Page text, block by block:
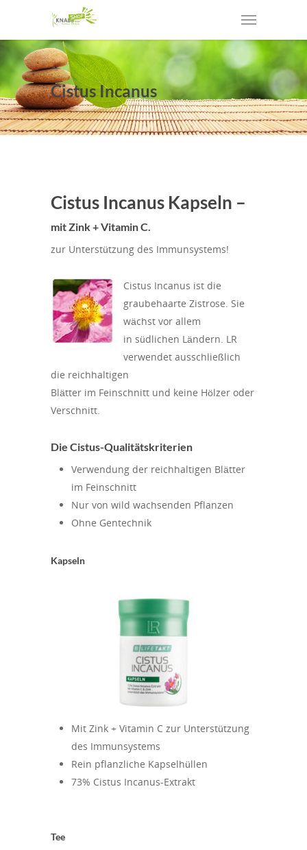
Cistus Incanus
Cistus Incanus Kapseln –
mit Zink + Vitamin C.
zur Unterstützung des Immunsystems!
Cistus Incanus ist die
graubehaarte Zistrose. Sie
wächst vor allem
in südlichen Ländern. LR
verwendet ausschließlich
die reichhaltigen
Blätter im Feinschnitt und keine Hölzer oder
Verschnitt.
Die Cistus-Qualitätskriterien
Verwendung der reichhaltigen Blätter
im Feinschnitt
Nur von wild wachsenden Pflanzen
Ohne Gentechnik
Kapseln
Mit Zink + Vitamin C zur Unterstützung
des Immunsystems
Rein pflanzliche Kapselhüllen
73% Cistus Incanus-Extrakt
Tee